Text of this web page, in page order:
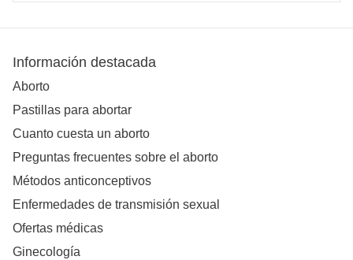
Información destacada
Aborto
Pastillas para abortar
Cuanto cuesta un aborto
Preguntas frecuentes sobre el aborto
Métodos anticonceptivos
Enfermedades de transmisión sexual
Ofertas médicas
Ginecología